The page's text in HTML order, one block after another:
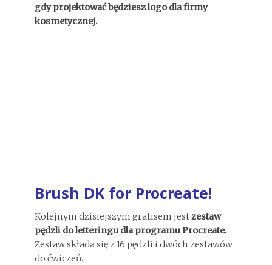
gdy projektować będziesz logo dla firmy
kosmetycznej.
Brush DK for Procreate!
Kolejnym dzisiejszym gratisem jestzestaw
pędzli do letteringu dla programu Procreate.
Zestaw składa się z 16 pędzli i dwóch zestawów
do ćwiczeń.